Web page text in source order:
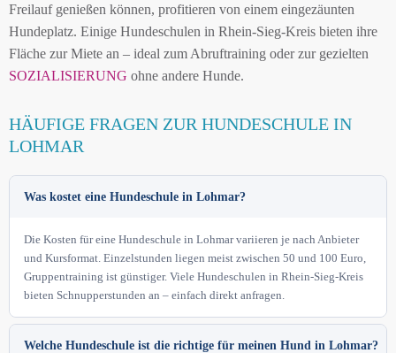
Freilauf genießen können, profitieren von einem eingezäunten
Hundeplatz. Einige Hundeschulen in Rhein-Sieg-Kreis bieten ihre
Fläche zur Miete an – ideal zum Abruftraining oder zur gezielten
SOZIALISIERUNG ohne andere Hunde.
HÄUFIGE FRAGEN ZUR HUNDESCHULE IN
LOHMAR
Was kostet eine Hundeschule in Lohmar?
Die Kosten für eine Hundeschule in Lohmar variieren je nach Anbieter
und Kursformat. Einzelstunden liegen meist zwischen 50 und 100 Euro,
Gruppentraining ist günstiger. Viele Hundeschulen in Rhein-Sieg-Kreis
bieten Schnupperstunden an – einfach direkt anfragen.
Welche Hundeschule ist die richtige für meinen Hund in Lohmar?